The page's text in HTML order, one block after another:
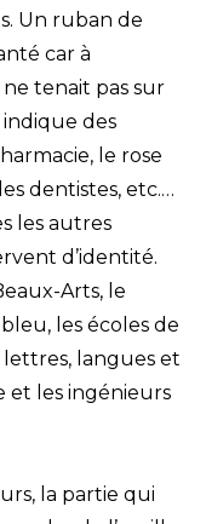
Un ruban de
car à
ne tenait pas sur
des
le rose
dentistes, etc.…
les autres
d’identité.
Arts, le
les écoles de
langues et
et les ingénieurs
la partie qui